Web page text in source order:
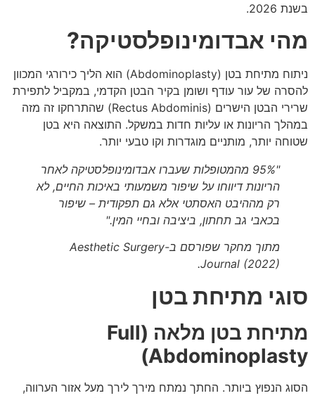
בשנת 2026.
מהי אבדומינופלסטיקה?
ניתוח מתיחת בטן (Abdominoplasty) הוא הליך כירורגי המכוון
להסרה של עור עודף ושומן בקיר הבטן הקדמי, במקביל לתפירת
שרירי הבטן הישרים (Rectus Abdominis) שהתרחקו זה מזה
במהלך הריונות או עליות חדות במשקל. התוצאה היא בטן
שטוחה יותר, מותניים מוגדרות וקו טבעי יותר.
"95% מהמטופלות שעברו אבדומינופלסטיקה לאחר
הריונות דיווחו על שיפור משמעותי באיכות החיים, לא
רק מההיבט האסתטי אלא גם תפקודית – שיפור
בכאבי גב תחתון, ביציבה ובחיי המין."
מתוך מחקר שפורסם ב-Aesthetic Surgery
Journal (2022).
סוגי מתיחת בטן
מתיחת בטן מלאה (Full
Abdominoplasty)
הסוג הנפוץ ביותר. החתך נמתח מירך לירך מעל אזור הערווה,